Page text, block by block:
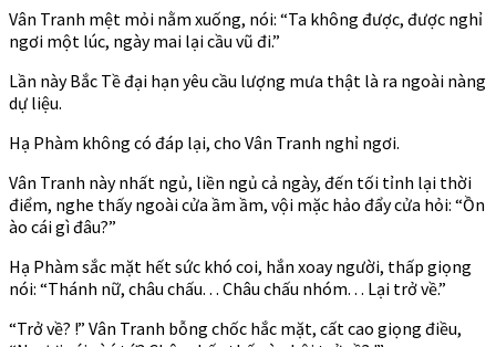
Vân Tranh mệt mỏi nằm xuống, nói: “Ta không được, được nghỉ
ngơi một lúc, ngày mai lại cầu vũ đi.”
Lần này Bắc Tề đại hạn yêu cầu lượng mưa thật là ra ngoài nàng
dự liệu.
Hạ Phàm không có đáp lại, cho Vân Tranh nghỉ ngơi.
Vân Tranh này nhất ngủ, liền ngủ cả ngày, đến tối tỉnh lại thời
điểm, nghe thấy ngoài cửa ầm ầm, vội mặc hảo đẩy cửa hỏi: “Ồn
ào cái gì đâu?”
Hạ Phàm sắc mặt hết sức khó coi, hắn xoay người, thấp giọng
nói: “Thánh nữ, châu chấu. . . Châu chấu nhóm. . . Lại trở về.”
“Trở về? !” Vân Tranh bỗng chốc hắc mặt, cất cao giọng điều,